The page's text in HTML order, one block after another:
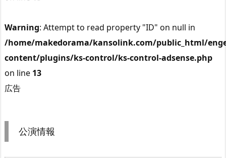
Warning: Attempt to read property "ID" on null in
/home/makedorama/kansolink.com/public_html/
content/plugins/ks-control/ks-control-adsense.php
on line 13
広告
公演情報